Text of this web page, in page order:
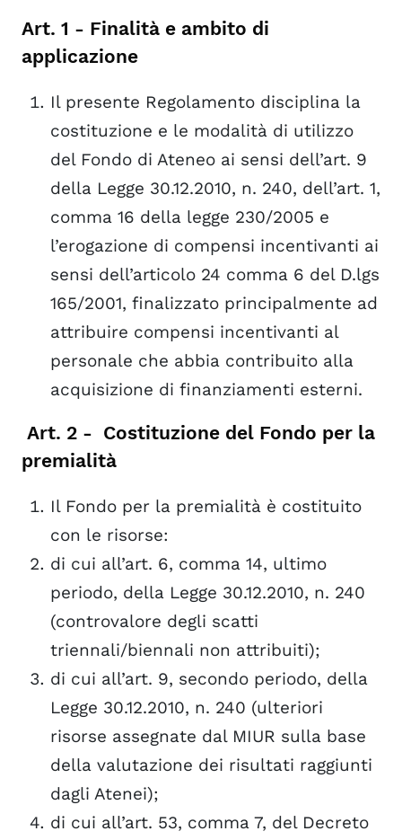
Art. 2 - Costituzione del Fondo per
la premialità
Fondo per la premialità
Art. 4 - Modalità di conferimento
di compensi incentivanti
Art. 5 - Modalità di conferimento
degli incarichi
Art. 6 - Premi per attività di
didattica, di ricerca e di terza
missione
Art. 7 - Compensi
Art. 8 - Norme finali
Art. 1 - Finalità e ambito di
applicazione
Il presente Regolamento disciplina la
costituzione e le modalità di utilizzo
del Fondo di Ateneo ai sensi dell’art. 9
della Legge 30.12.2010, n. 240, dell’art. 1,
comma 16 della legge 230/2005 e
l’erogazione di compensi incentivanti ai
sensi dell’articolo 24 comma 6 del D.lgs
165/2001, finalizzato principalmente ad
attribuire compensi incentivanti al
personale che abbia contribuito alla
acquisizione di finanziamenti esterni.
Art. 2 - Costituzione del Fondo per la
premialità
Il Fondo per la premialità è costituito
con le risorse:
di cui all’art. 6, comma 14, ultimo
periodo, della Legge 30.12.2010, n. 240
(controvalore degli scatti
triennali/biennali non attribuiti);
di cui all’art. 9, secondo periodo, della
Legge 30.12.2010, n. 240 (ulteriori
risorse assegnate dal MIUR sulla base
della valutazione dei risultati raggiunti
dagli Atenei);
di cui all’art. 53, comma 7, del Decreto